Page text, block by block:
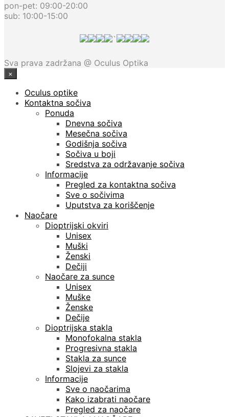
pon-pet: 09:00-20:00
sub: 10:00-15:00
`
Sva prava zadržana @ Oculus Optika
×
Oculus optike
Kontaktna sočiva
Ponuda
Dnevna sočiva
Mesečna sočiva
Godišnja sočiva
Sočiva u boji
Sredstva za održavanje sočiva
Informacije
Pregled za kontaktna sočiva
Sve o sočivima
Uputstva za koriščenje
Naočare
Dioptrijski okviri
Unisex
Muški
Ženski
Dečiji
Naočare za sunce
Unisex
Muške
Ženske
Dečije
Dioptrijska stakla
Monofokalna stakla
Progresivna stakla
Stakla za sunce
Slojevi za stakla
Informacije
Sve o naočarima
Kako izabrati naočare
Pregled za naočare